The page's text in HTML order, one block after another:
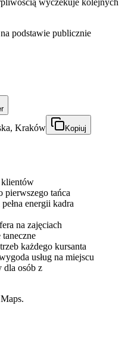
wyczekuje kolejnych
podstawie publicznie
Kraków Kopiuj
klientów
pierwszego tańca
energii kadra
na zajęciach
każdego kursanta
usług na miejscu
dla osób z